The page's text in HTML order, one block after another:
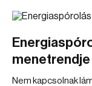
menetrendje
Nem kapcsolnak